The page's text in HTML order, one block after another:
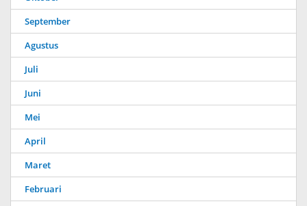
September
Agustus
Juli
Juni
Mei
April
Maret
Februari